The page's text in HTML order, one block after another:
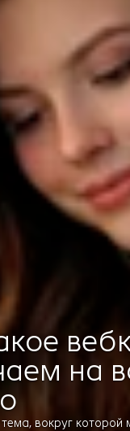
на
вокруг которой